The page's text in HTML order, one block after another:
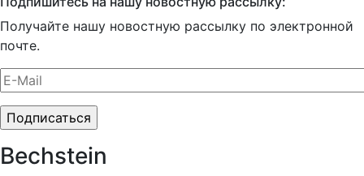
Получайте нашу новостную рассылку по электронной
почте.
Bechstein